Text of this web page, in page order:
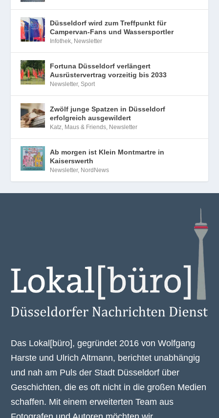
Düsseldorf wird zum Treffpunkt für
Campervan-Fans und Wassersportler
Infothek, Newsletter
Fortuna Düsseldorf verlängert
Ausrüstervertrag vorzeitig bis 2033
Newsletter,Sport
Zwölf junge Spatzen in Düsseldorf
erfolgreich ausgewildert
Katz, Maus & Friends, Newsletter
Ab morgen ist Klein Montmartre in
Kaiserswerth
Newsletter, NordNews
Das Lokal[büro], gegründet 2016 von Wolfgang
Harste und Ulrich Altmann, berichtet unabhängig
und nah am Puls der Stadt Düsseldorf über
Geschichten, die es oft nicht in die großen Medien
schaffen. Mit einem erweiterten Team aus